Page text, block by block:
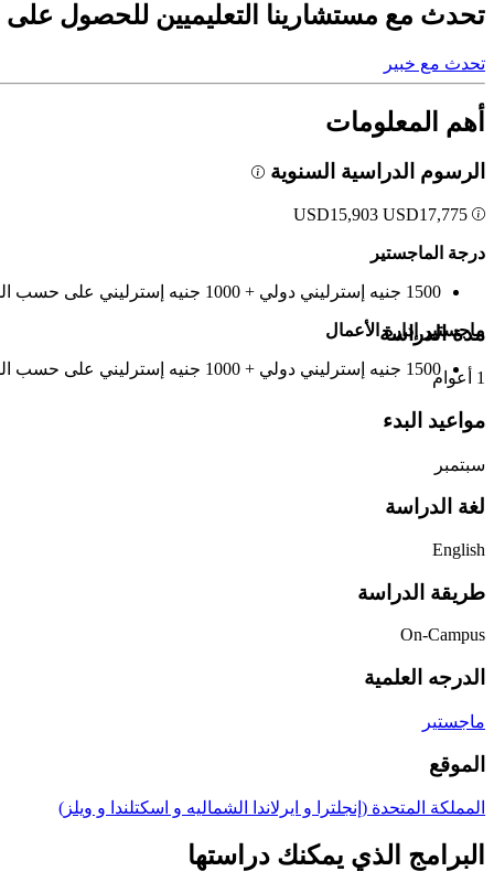
تحدث مع مستشارينا التعليميين للحصول على
تحدث مع خبير
أهم المعلومات
الرسوم الدراسية السنوية
USD15,903 USD17,775
درجة الماجستير
1500 جنيه إسترليني دولي + 1000 جنيه إسترليني على حسب المؤهلات المطلوبة
ماجستير إدارة الأعمال
1500 جنيه إسترليني دولي + 1000 جنيه إسترليني على حسب المؤهلات المطلوبة
مدة الدراسة
1 أعوام
مواعيد البدء
سبتمبر
لغة الدراسة
English
طريقة الدراسة
On-Campus
الدرجه العلمية
ماجستير
الموقع
المملكة المتحدة (إنجلترا و ايرلاندا الشماليه و اسكتلندا و ويلز)
البرامج الذي يمكنك دراستها